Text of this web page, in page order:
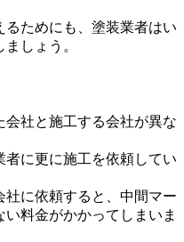
るためにも、塗装業者はい
しょう。
社と施工する会社が異な
者に更に施工を依頼してい
に依頼すると、中間マー
料金がかかってしまいま